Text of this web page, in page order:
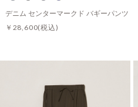
デニム センターマークド バギーパンツ
￥28,600(税込)